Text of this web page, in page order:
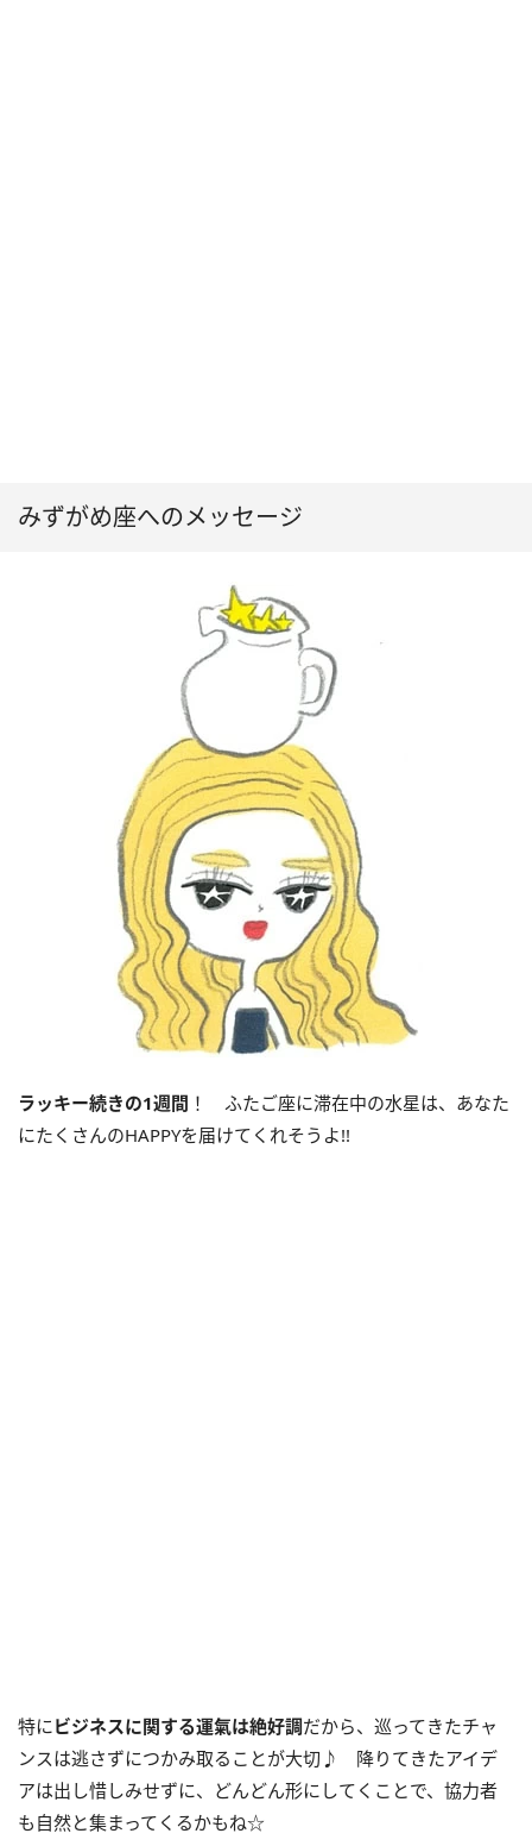
みずがめ座へのメッセージ
ラッキー続きの1週間 ！ ふたご座に滞在中の水星は、あなた
にたくさんのHAPPYを届けてくれそうよ!!
特にビジネスに関する運氣は絶好調だから、巡ってきたチャ
ンスは逃さずにつかみ取ることが大切♪ 降りてきたアイデ
アは出し惜しみせずに、どんどん形にしてくことで、協力者
も自然と集まってくるかもね☆